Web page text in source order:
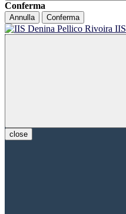
Conferma
Annulla Conferma
IIS
close